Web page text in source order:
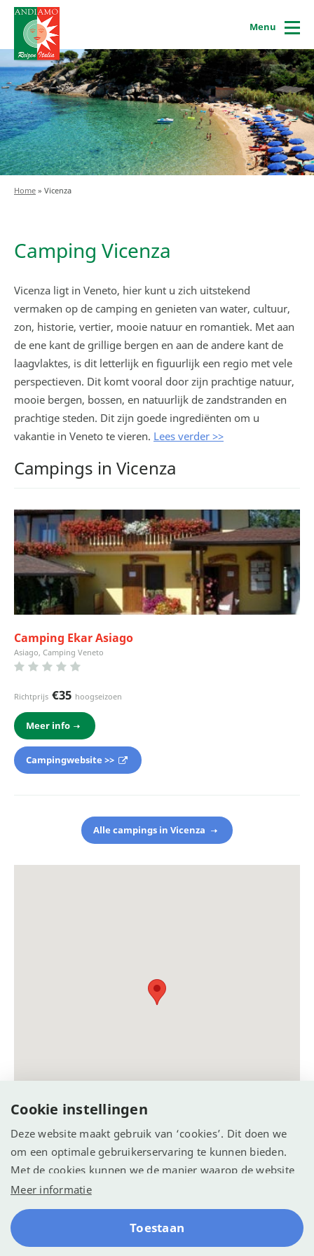
Menu
Home » Vicenza
Camping Vicenza
Vicenza ligt in Veneto, hier kunt u zich uitstekend
vermaken op de camping en genieten van water, cultuur,
zon, historie, vertier, mooie natuur en romantiek. Met aan
de ene kant de grillige bergen en aan de andere kant de
laagvlaktes, is dit letterlijk en figuurlijk een regio met vele
perspectieven. Dit komt vooral door zijn prachtige natuur,
mooie bergen, bossen, en natuurlijk de zandstranden en
prachtige steden. Dit zijn goede ingrediënten om u
vakantie in Veneto te vieren. Lees verder >>
Campings in Vicenza
Camping Ekar Asiago
Asiago, Camping Veneto
Richtprijs €35 hoogseizoen
Meer info
Campingwebsite >>
Alle campings in Vicenza
© Recreatie Media 2026
Cookie-instellingen
Algemene voorwaarden Contact
Reserveren
Cookie instellingen
Deze website maakt gebruik van ‘cookies’. Dit doen we
om een optimale gebruikerservaring te kunnen bieden.
Met de cookies kunnen we de manier waarop de website
wordt gebruikt vastleggen en analyseren. We willen
hiermee de website optimaliseren voor een betere
ervaring.
Meer informatie
Toestaan